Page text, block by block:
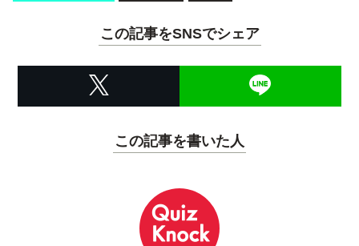
この記事をSNSでシェア
この記事を書いた人